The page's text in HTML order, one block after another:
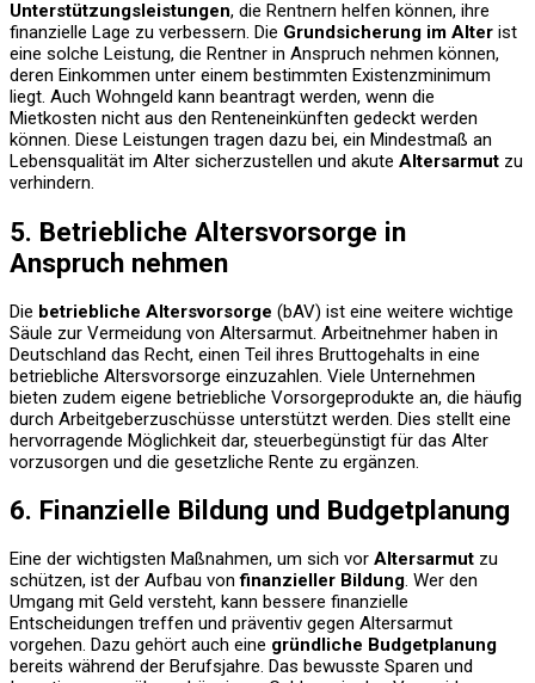
Unterstützungsleistungen, die Rentnern helfen können, ihre
finanzielle Lage zu verbessern. Die Grundsicherung im Alter ist
eine solche Leistung, die Rentner in Anspruch nehmen können,
deren Einkommen unter einem bestimmten Existenzminimum
liegt. Auch Wohngeld kann beantragt werden, wenn die
Mietkosten nicht aus den Renteneinkünften gedeckt werden
können. Diese Leistungen tragen dazu bei, ein Mindestmaß an
Lebensqualität im Alter sicherzustellen und akute Altersarmut zu
verhindern.
5. Betriebliche Altersvorsorge in
Anspruch nehmen
Die betriebliche Altersvorsorge (bAV) ist eine weitere wichtige
Säule zur Vermeidung von Altersarmut. Arbeitnehmer haben in
Deutschland das Recht, einen Teil ihres Bruttogehalts in eine
betriebliche Altersvorsorge einzuzahlen. Viele Unternehmen
bieten zudem eigene betriebliche Vorsorgeprodukte an, die häufig
durch Arbeitgeberzuschüsse unterstützt werden. Dies stellt eine
hervorragende Möglichkeit dar, steuerbegünstigt für das Alter
vorzusorgen und die gesetzliche Rente zu ergänzen.
6. Finanzielle Bildung und Budgetplanung
Eine der wichtigsten Maßnahmen, um sich vor Altersarmut zu
schützen, ist der Aufbau vonfinanzieller Bildung. Wer den
Umgang mit Geld versteht, kann bessere finanzielle
Entscheidungen treffen und präventiv gegen Altersarmut
vorgehen. Dazu gehört auch eine gründliche Budgetplanung
bereits während der Berufsjahre. Das bewusste Sparen und